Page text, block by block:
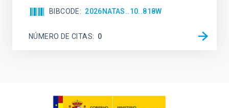
BIBCODE 2026NATAS..10..818W
NÚMERO DE CITAS 0